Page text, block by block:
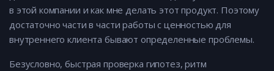
в этой компании и как мне делать этот продукт. Поэтому
достаточно части в части работы с ценностью для
внутреннего клиента бывают определенные проблемы.
Безусловно, быстрая проверка гипотез, ритм